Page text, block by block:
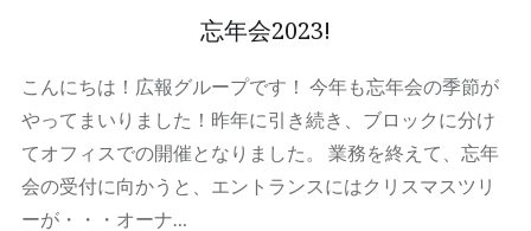
忘年会2023!
こんにちは！広報グループです！ 今年も忘年会の季節が
やってまいりました！昨年に引き続き、ブロックに分け
てオフィスでの開催となりました。 業務を終えて、忘年
会の受付に向かうと、エントランスにはクリスマスツリ
ーが・・・オーナ…